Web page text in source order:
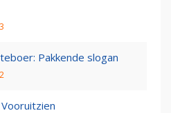
Pakkende slogan